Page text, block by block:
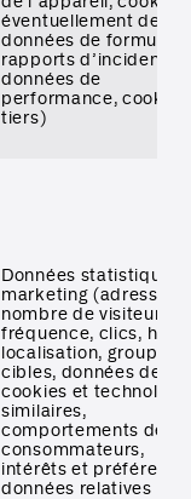
éventuellement des
données de
rapports d’incident,
données de
performance, cookies
tiers)
Données statistiques
marketing (adresse
nombre de visiteurs,
fréquence, clics,
localisation, groupes
cibles, données des
cookies et
similaires,
comportements des
consommateurs,
intérêts et
données relatives à